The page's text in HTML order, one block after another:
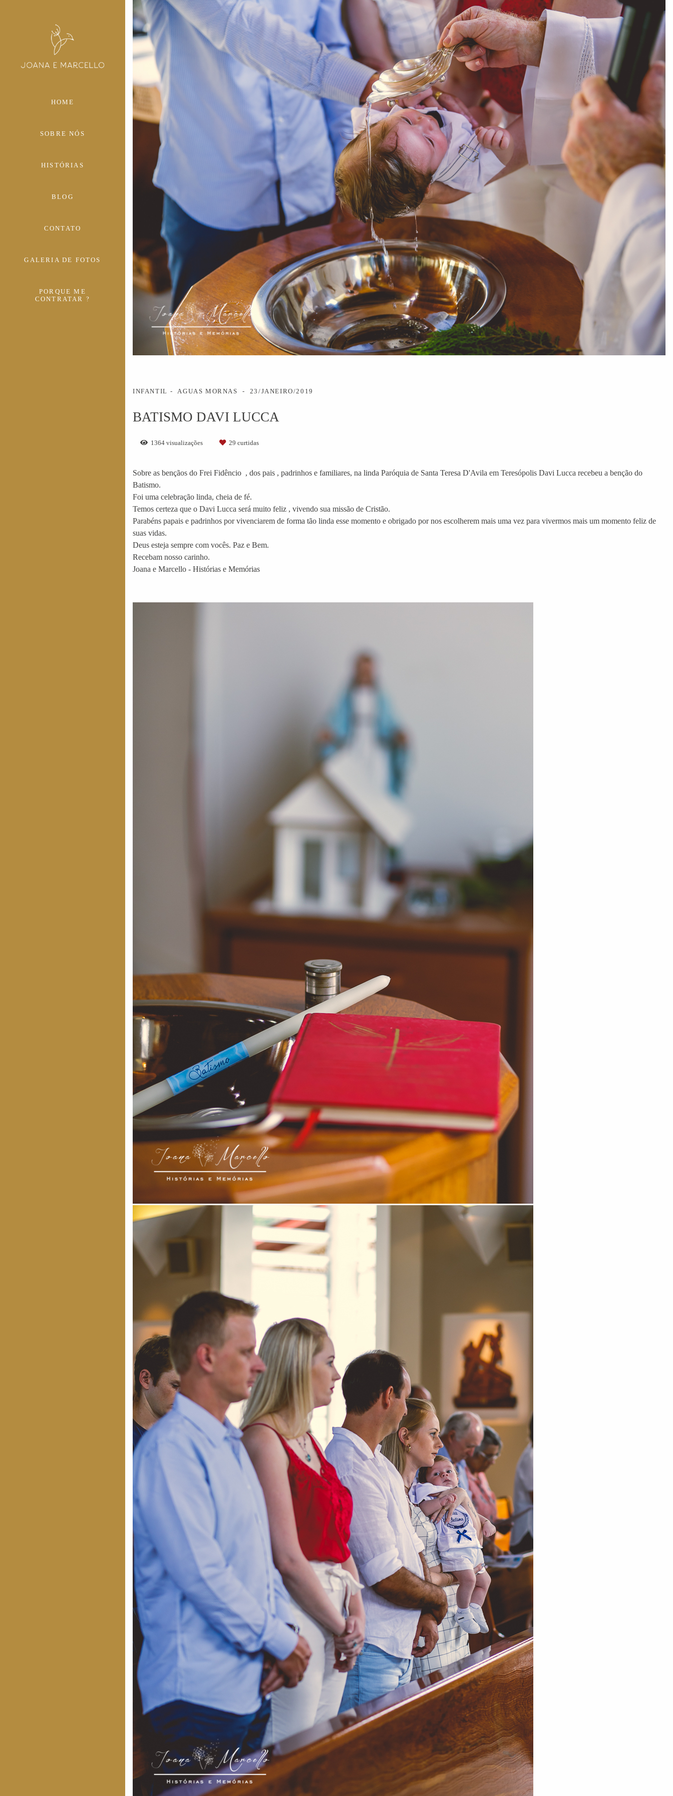
HOME
SOBRE NÓS
HISTÓRIAS
BLOG
CONTATO
GALERIA DE FOTOS
PORQUE ME
CONTRATAR ?
INFANTIL AGUAS MORNAS 23/JANEIRO/2019
BATISMO DAVI LUCCA
1364 visualizações 29 curtidas
Sobre as bençãos do Frei Fidêncio , dos pais , padrinhos e familiares, na linda Paróquia de Santa Teresa D'Avila em Teresópolis Davi Lucca recebeu a benção do
Batismo.
Foi uma celebração linda, cheia de fé.
Temos certeza que o Davi Lucca será muito feliz , vivendo sua missão de Cristão.
Parabéns papais e padrinhos por vivenciarem de forma tão linda esse momento e obrigado por nos escolherem mais uma vez para vivermos mais um momento feliz de
suas vidas.
Deus esteja sempre com vocês. Paz e Bem.
Recebam nosso carinho.
Joana e Marcello - Histórias e Memórias